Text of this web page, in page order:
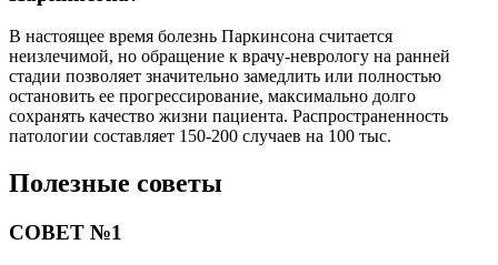
В настоящее время болезнь Паркинсона считается
неизлечимой, но обращение к врачу-неврологу на ранней
стадии позволяет значительно замедлить или полностью
остановить ее прогрессирование, максимально долго
сохранять качество жизни пациента. Распространенность
патологии составляет 150-200 случаев на 100 тыс.
Полезные советы
СОВЕТ №1